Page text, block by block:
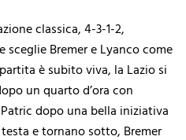
classica, 4-3-1-2,
Bremer e Lyanco come
è subito viva, la Lazio si
un quarto d’ora con
dopo una bella iniziativa
e tornano sotto, Bremer